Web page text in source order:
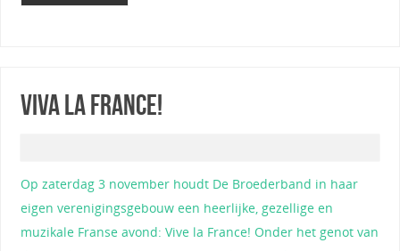
Viva la France!
Op zaterdag 3 november houdt De Broederband in haar
eigen verenigingsgebouw een heerlijke, gezellige en
muzikale Franse avond: Vive la France! Onder het genot van